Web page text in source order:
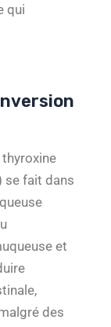
qui
thyroxine
se fait dans
et
des